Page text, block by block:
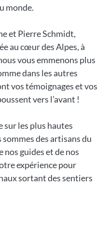
monde.
et Pierre Schmidt,
au cœur des Alpes, à
vous emmenons plus
dans les autres
vos témoignages et vos
vers l’avant !
sur les plus hautes
des artisans du
nos guides et de nos
expérience pour
sortant des sentiers